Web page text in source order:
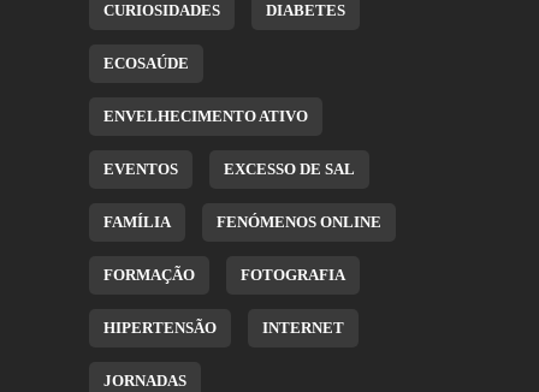
CURIOSIDADES DIABETES
ECOSAÚDE
ENVELHECIMENTO ATIVO
EVENTOS EXCESSO DE SAL
FAMÍLIA FENÓMENOS ONLINE
FORMAÇÃO FOTOGRAFIA
HIPERTENSÃO INTERNET
JORNADAS